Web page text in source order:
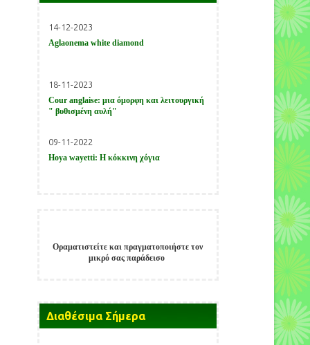
14-12-2023
Aglaonema white diamond
18-11-2023
Cour anglaise: μια όμορφη και λειτουργική
" βυθισμένη αυλή"
09-11-2022
Hoya wayetti: Η κόκκινη χόγια
Οραματιστείτε και πραγματοποιήστε τον
μικρό σας παράδεισο
přístup
ke
Διαθέσιμα Σήμερα